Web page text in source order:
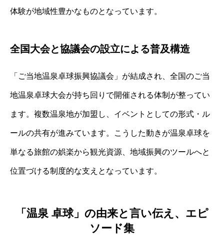
体験が地域性豊かなものとなっています。
全国大会と協議会の設立による普及構造
「ご当地温泉卓球振興協議会」が結成され、全国のご当
地温泉卓球大会が持ち回りで開催される体制が整ってい
ます。複数温泉地が加盟し、イベントとしての形式・ル
ールの共有が進みています。こうした動きが温泉卓球を
単なる旅館の娯楽から観光資源、地域振興のツールへと
位置づける制度的な支えとなっています。
「温泉 卓球」の由来と言い伝え、エピ
ソード集